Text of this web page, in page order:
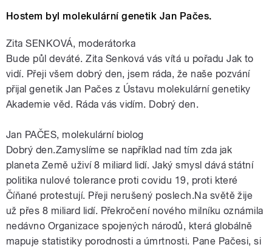
Hostem byl molekulární genetik Jan Pačes.
Zita SENKOVÁ, moderátorka
Bude půl deváté. Zita Senková vás vítá u pořadu Jak to
vidí. Přeji všem dobrý den, jsem ráda, že naše pozvání
přijal genetik Jan Pačes z Ústavu molekulární genetiky
Akademie věd. Ráda vás vidím. Dobrý den.
Jan PAČES, molekulární biolog
Dobrý den.Zamyslíme se například nad tím zda jak
planeta Země uživí 8 miliard lidí. Jaký smysl dává státní
politika nulové tolerance proti covidu 19, proti které
Číňané protestují. Přeji nerušený poslech.Na světě žije
už přes 8 miliard lidí. Překročení nového milníku oznámila
nedávno Organizace spojených národů, která globálně
mapuje statistiky porodnosti a úmrtnosti. Pane Pačesi, si